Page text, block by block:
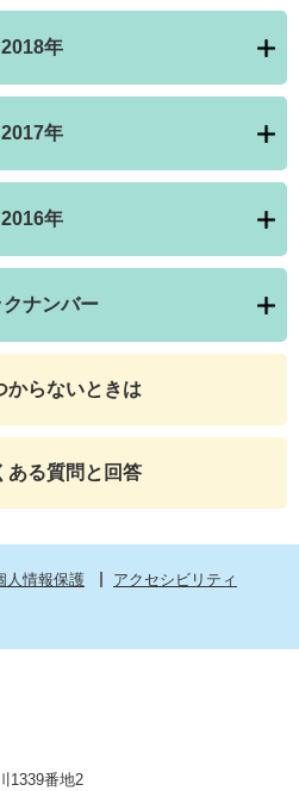
2018年
2017年
2016年
ナンバー
からないときは
ある質問と回答
人情報保護
アクセシビリティ
1339番地2